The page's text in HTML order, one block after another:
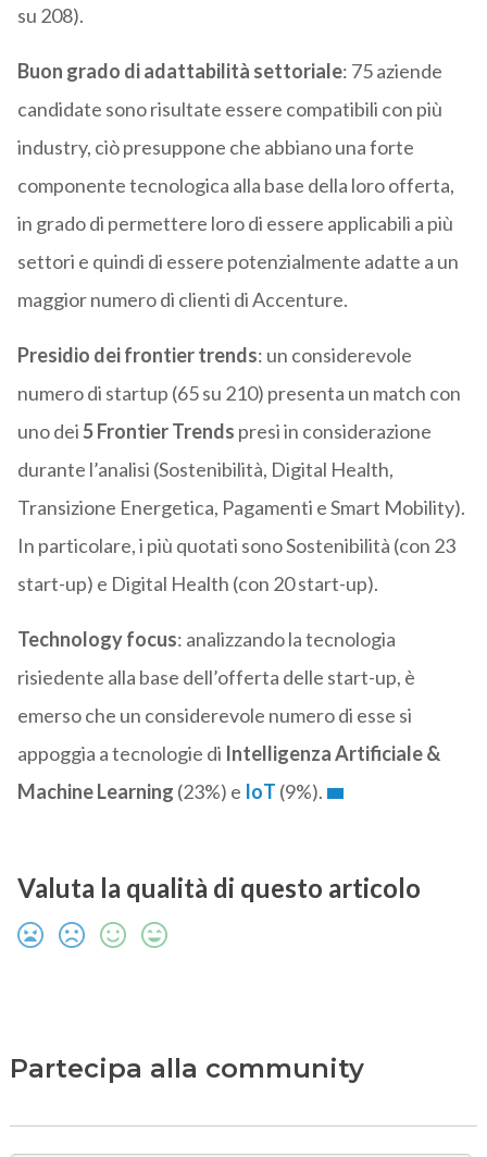
su 208).
Buon grado di adattabilità settoriale: 75 aziende
candidate sono risultate essere compatibili con più
industry, ciò presuppone che abbiano una forte
componente tecnologica alla base della loro offerta,
in grado di permettere loro di essere applicabili a più
settori e quindi di essere potenzialmente adatte a un
maggior numero di clienti di Accenture.
Presidio dei frontier trends: un considerevole
numero di startup (65 su 210) presenta un match con
uno dei5 Frontier Trends presi in considerazione
durante l’analisi (Sostenibilità, Digital Health,
Transizione Energetica, Pagamenti e Smart Mobility).
In particolare, i più quotati sono Sostenibilità (con 23
start-up) e Digital Health (con 20 start-up).
Technology focus: analizzando la tecnologia
risiedente alla base dell’offerta delle start-up, è
emerso che un considerevole numero di esse si
appoggia a tecnologie di Intelligenza Artificiale &
Machine Learning (23%) e IoT (9%).
Valuta la qualità di questo articolo
Partecipa alla community